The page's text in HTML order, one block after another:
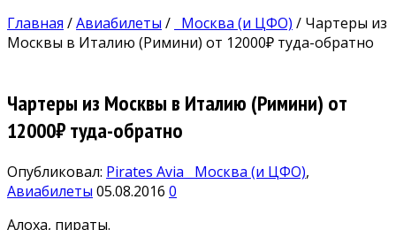
Главная /Авиабилеты / Москва (и ЦФО) / Чартеры из
Москвы в Италию (Римини) от 12000₽ туда-обратно
Чартеры из Москвы в Италию (Римини) от
12000₽ туда-обратно
Опубликовал: Pirates Avia Москва (и ЦФО),
Авиабилеты 05.08.2016 0
Алоха, пираты.